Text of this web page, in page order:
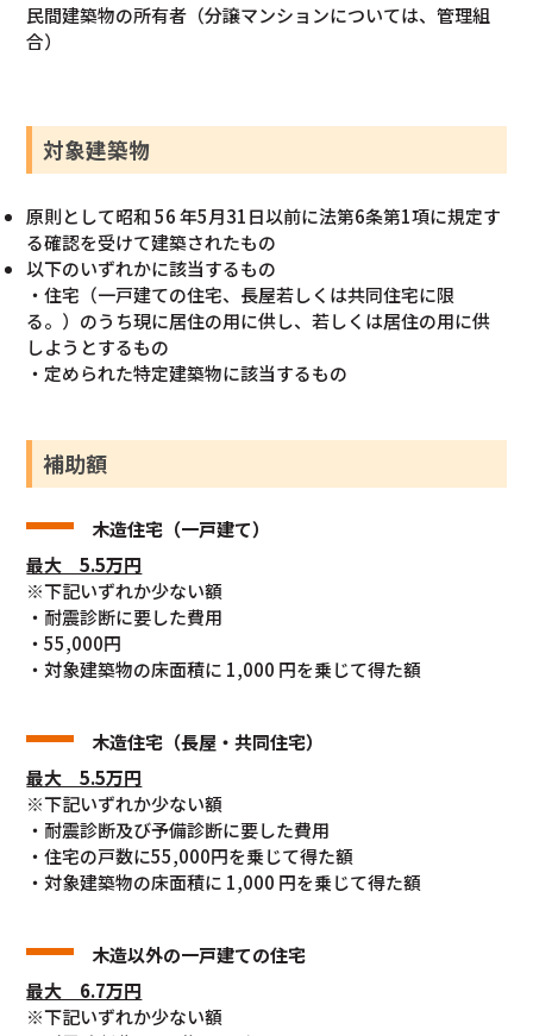
民間建築物の所有者（分譲マンションについては、管理組
合）
対象建築物
原則として昭和 56 年5月31日以前に法第6条第1項に規定す
る確認を受けて建築されたもの
以下のいずれかに該当するもの
・住宅（一戸建ての住宅、長屋若しくは共同住宅に限
る。）のうち現に居住の用に供し、若しくは居住の用に供
しようとするもの
・定められた特定建築物に該当するもの
補助額
木造住宅（一戸建て）
最大 5.5万円
※下記いずれか少ない額
・耐震診断に要した費用
・55,000円
・対象建築物の床面積に 1,000 円を乗じて得た額
木造住宅（長屋・共同住宅）
最大 5.5万円
※下記いずれか少ない額
・耐震診断及び予備診断に要した費用
・住宅の戸数に55,000円を乗じて得た額
・対象建築物の床面積に 1,000 円を乗じて得た額
木造以外の一戸建ての住宅
最大 6.7万円
※下記いずれか少ない額